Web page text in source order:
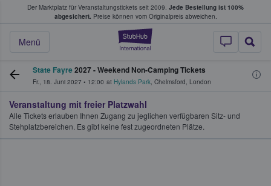
Der Marktplatz für Veranstaltungstickets seit 2009. Jede Bestellung ist 100%
abgesichert. Preise können vom Originalpreis abweichen.
StubHub - Wo
Menü
Tickets kaufen & verkaufen
State Fayre2027 - Weekend Non-Camping Tickets
Fr., 18. Juni 2027 • 12:00 at Hylands Park, Chelmsford, London
Veranstaltung mit freier Platzwahl
Alle Tickets erlauben Ihnen Zugang zu jeglichen verfügbaren Sitz- und
Stehplatzbereichen. Es gibt keine fest zugeordneten Plätze.